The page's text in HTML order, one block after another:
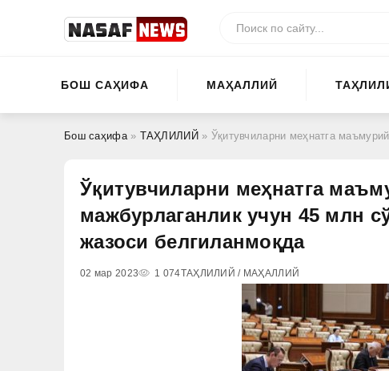
БОШ САҲИФА МАҲАЛЛИЙ
Бош саҳифа» ТАҲЛИЛИЙ » Ўқитувчиларни меҳнатга маъмурий тарзда
Ўқитувчиларни меҳнатга
мажбурлаганлик учун 45 млн
жазоси белгиланмоқда
02 мар 2023 1 074ТАҲЛИЛИЙ / МАҲАЛЛИЙ